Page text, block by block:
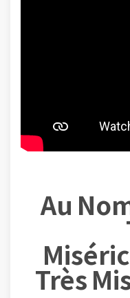
Au
Très